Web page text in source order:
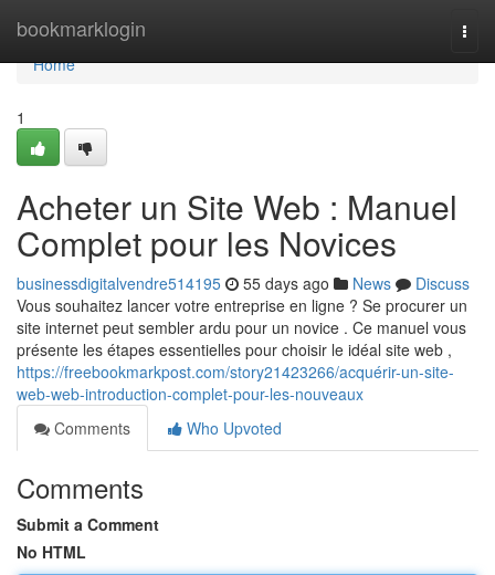
bookmarklogin
Home
Home
1
Acheter un Site Web : Manuel
Complet pour les Novices
businessdigitalvendre514195 55 days ago News
Discuss
Vous souhaitez lancer votre entreprise en ligne ? Se procurer un
site internet peut sembler ardu pour un novice . Ce manuel vous
présente les étapes essentielles pour choisir le idéal site web ,
https://freebookmarkpost.com/story21423266/acquérir-un-site-
web-web-introduction-complet-pour-les-nouveaux
Comments
Who Upvoted
Comments
Submit a Comment
No HTML